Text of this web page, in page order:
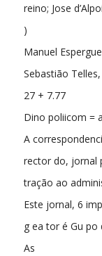
reino; Jose
)
Manuel
Sebastião
27 + 7.77
Dino poliicom =
A
rector do, jornal
tração ao
Este jornal, 6
g ea tor é Gu po
As